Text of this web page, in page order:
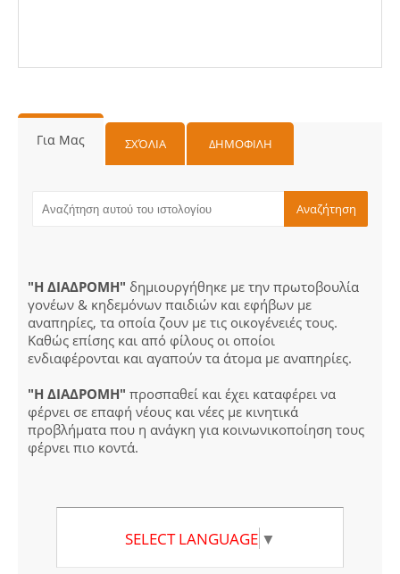
Για Μας ΣΧΌΛΙΑ ΔΗΜΟΦΙΛΗ
"Η ΔΙΑΔΡΟΜΗ" δημιουργήθηκε με την πρωτοβουλία
γονέων & κηδεμόνων παιδιών και εφήβων με
αναπηρίες, τα οποία ζουν με τις οικογένειές τους.
Καθώς επίσης και από φίλους οι οποίοι
ενδιαφέρονται και αγαπούν τα άτομα με αναπηρίες.
"Η ΔΙΑΔΡΟΜΗ" προσπαθεί και έχει καταφέρει να
φέρνει σε επαφή νέους και νέες με κινητικά
προβλήματα που η ανάγκη για κοινωνικοποίηση τους
φέρνει πιο κοντά.
SELECT LANGUAGE ▼